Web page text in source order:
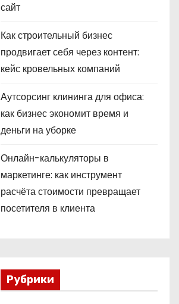
сайт
Как строительный бизнес
продвигает себя через контент:
кейс кровельных компаний
Аутсорсинг клининга для офиса:
как бизнес экономит время и
деньги на уборке
Онлайн-калькуляторы в
маркетинге: как инструмент
расчёта стоимости превращает
посетителя в клиента
Рубрики